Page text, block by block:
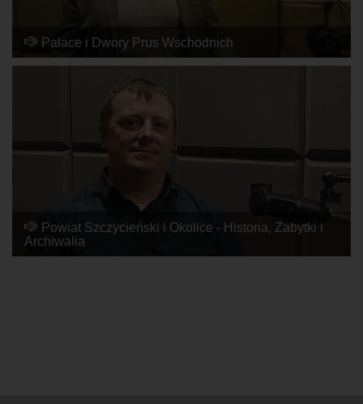
Pałace i Dwory Prus Wschodnich
2024-04-03, 09:30
Powiat Szczycieński i Okolice - Historia, Zabytki i
Archiwalia
2023-06-28, 15:58